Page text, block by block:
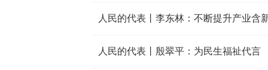
人民的代表丨李东林：不断提升产业含
人民的代表丨殷翠平：为民生福祉代言